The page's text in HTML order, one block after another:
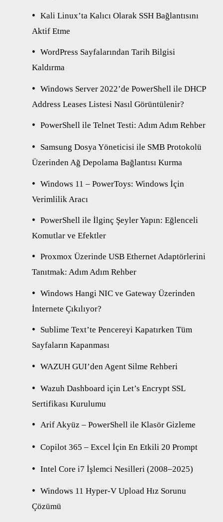
Kali Linux’ta Kalıcı Olarak SSH Bağlantısını
Aktif Etme
WordPress Sayfalarından Tarih Bilgisi
Kaldırma
Windows Server 2022’de PowerShell ile DHCP
Address Leases Listesi Nasıl Görüntülenir?
PowerShell ile Telnet Testi: Adım Adım Rehber
Samsung Dosya Yöneticisi ile SMB Protokolü
Üzerinden Ağ Depolama Bağlantısı Kurma
Windows 11 – PowerToys: Windows İçin
Verimlilik Aracı
PowerShell ile İlginç Şeyler Yapın: Eğlenceli
Komutlar ve Efektler
Proxmox Üzerinde USB Ethernet Adaptörlerini
Tanıtmak: Adım Adım Rehber
Windows Hangi NIC ve Gateway Üzerinden
İnternete Çıkılıyor?
Sublime Text’te Pencereyi Kapatırken Tüm
Sayfaların Kapanması
WAZUH GUI’den Agent Silme Rehberi
Wazuh Dashboard için Let’s Encrypt SSL
Sertifikası Kurulumu
Arif Akyüz – PowerShell ile Klasör Gizleme
Copilot 365 – Excel İçin En Etkili 20 Prompt
Intel Core i7 İşlemci Nesilleri (2008–2025)
Windows 11 Hyper-V Upload Hız Sorunu
Çözümü